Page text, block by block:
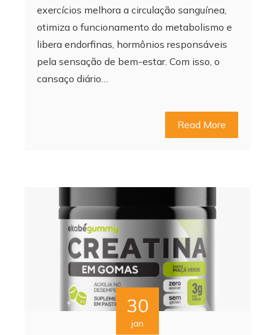
exercícios melhora a circulação sanguínea,
otimiza o funcionamento do metabolismo e
libera endorfinas, hormônios responsáveis
pela sensação de bem-estar. Com isso, o
cansaço diário…
Read More
30
jan